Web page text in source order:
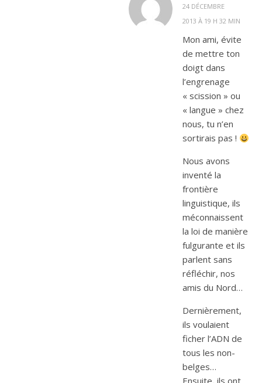
24 DÉCEMBRE
2013 À 19 H 32 MIN
Mon ami, évite
de mettre ton
doigt dans
l’engrenage
« scission » ou
« langue » chez
nous, tu n’en
sortirais pas !
Nous avons
inventé la
frontière
linguistique, ils
méconnaissent
la loi de manière
fulgurante et ils
parlent sans
réfléchir, nos
amis du Nord…
Dernièrement,
ils voulaient
ficher l’ADN de
tous les non-
belges…